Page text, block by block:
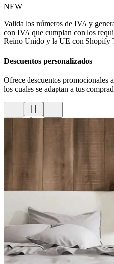
NEW
Valida los números de IVA y
con IVA que cumplan con los
Reino Unido y la UE con Shopify
Descuentos personalizados
Ofrece descuentos promocionales
los cuales se adaptan a tus